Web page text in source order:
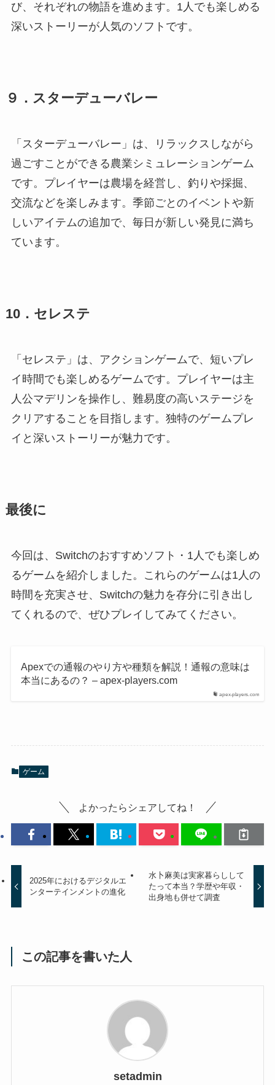
び、それぞれの物語を進めます。1人でも楽しめる
深いストーリーが人気のソフトです。
９．スターデューバレー
「スターデューバレー」は、リラックスしながら
過ごすことができる農業シミュレーションゲーム
です。プレイヤーは農場を経営し、釣りや採掘、
交流などを楽しみます。季節ごとのイベントや新
しいアイテムの追加で、毎日が新しい発見に満ち
ています。
10．セレステ
「セレステ」は、アクションゲームで、短いプレ
イ時間でも楽しめるゲームです。プレイヤーは主
人公マデリンを操作し、難易度の高いステージを
クリアすることを目指します。独特のゲームプレ
イと深いストーリーが魅力です。
最後に
今回は、Switchのおすすめソフト・1人でも楽しめ
るゲームを紹介しました。これらのゲームは1人の
時間を充実させ、Switchの魅力を存分に引き出し
てくれるので、ぜひプレイしてみてください。
apex-players.com
Apexでの通報のやり方や種類を解説！通報の意味は
本当にあるの？ – apex-players.com
ゲーム
よかったらシェアしてね！
2025年におけるデジタルエ
ンターテインメントの進化
水卜麻美は実家暮らしして
たって本当？学歴や年収・
出身地も併せて調査
この記事を書いた人
setadmin